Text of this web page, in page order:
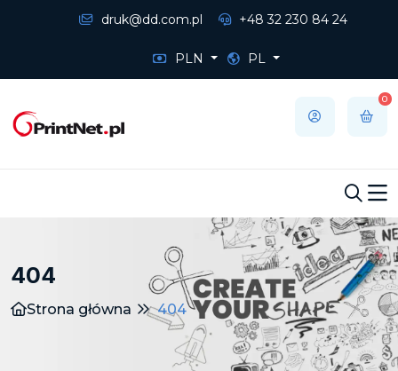
druk@dd.com.pl +48 32 230 84 24
PLN PL
0
404
Strona główna 404